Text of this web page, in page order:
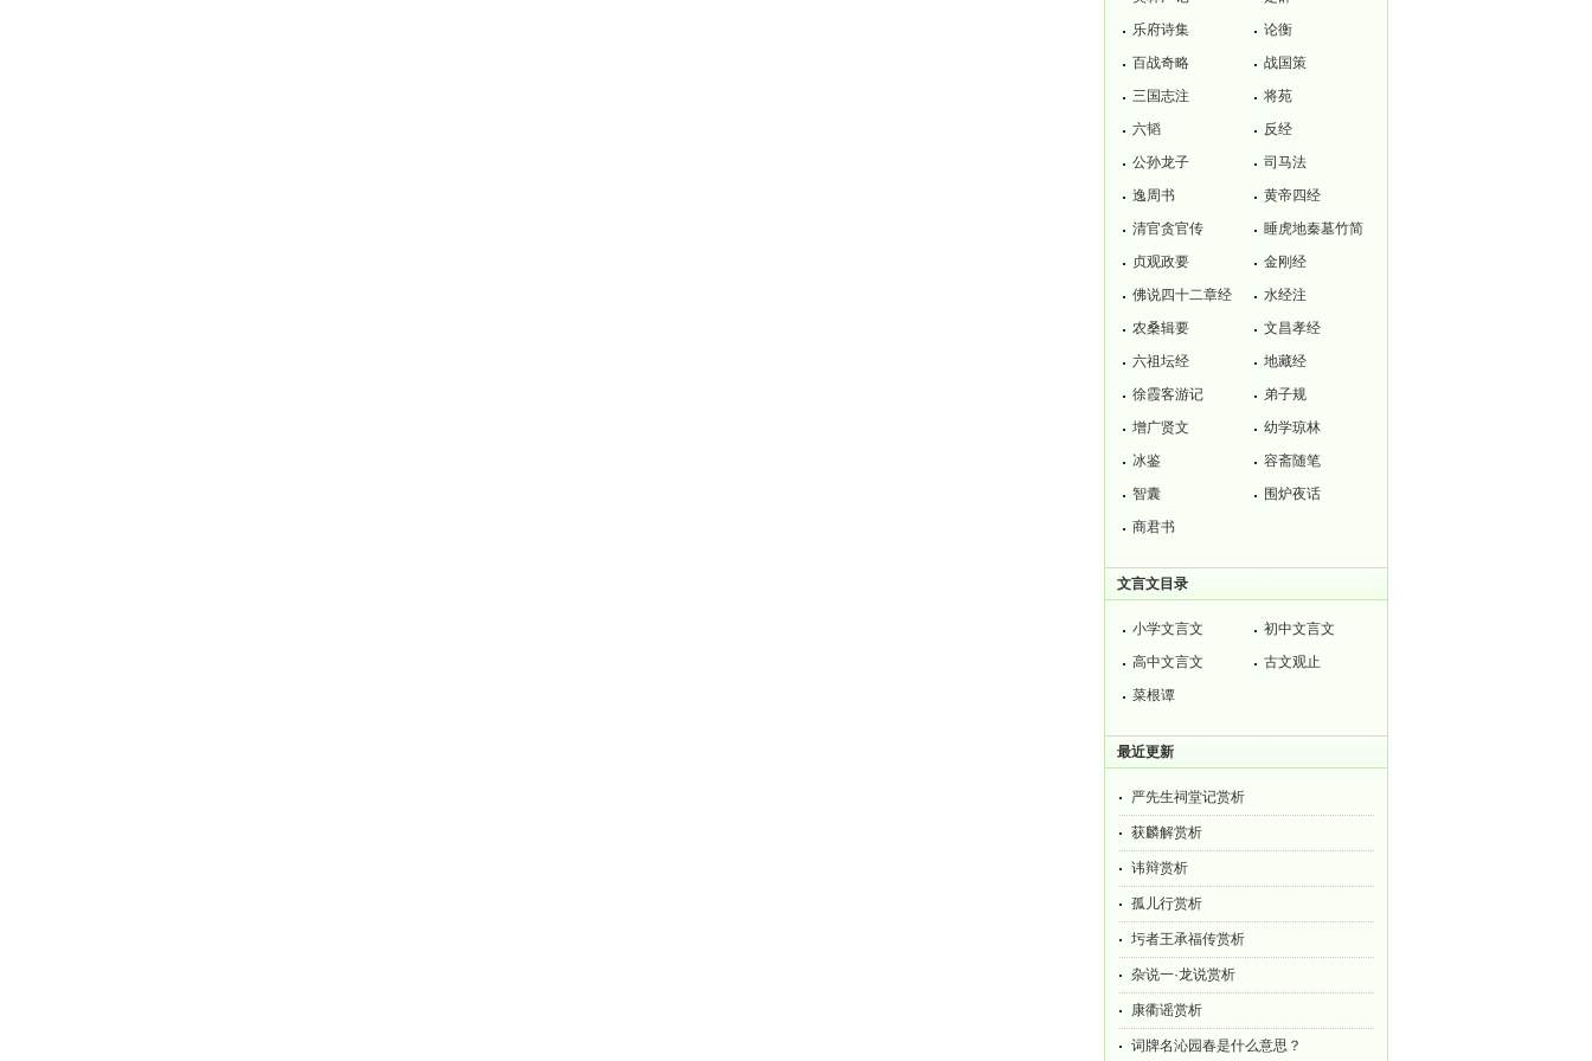
乐府诗集
论衡
百战奇略
战国策
三国志注
将苑
六韬
反经
公孙龙子
司马法
逸周书
黄帝四经
清官贪官传
睡虎地秦墓竹简
贞观政要
金刚经
佛说四十二章经
水经注
农桑辑要
文昌孝经
六祖坛经
地藏经
徐霞客游记
弟子规
增广贤文
幼学琼林
冰鉴
容斋随笔
智囊
围炉夜话
商君书
文言文目录
小学文言文
初中文言文
高中文言文
古文观止
菜根谭
最近更新
严先生祠堂记赏析
获麟解赏析
讳辩赏析
孤儿行赏析
圬者王承福传赏析
杂说一·龙说赏析
康衢谣赏析
词牌名沁园春是什么意思？